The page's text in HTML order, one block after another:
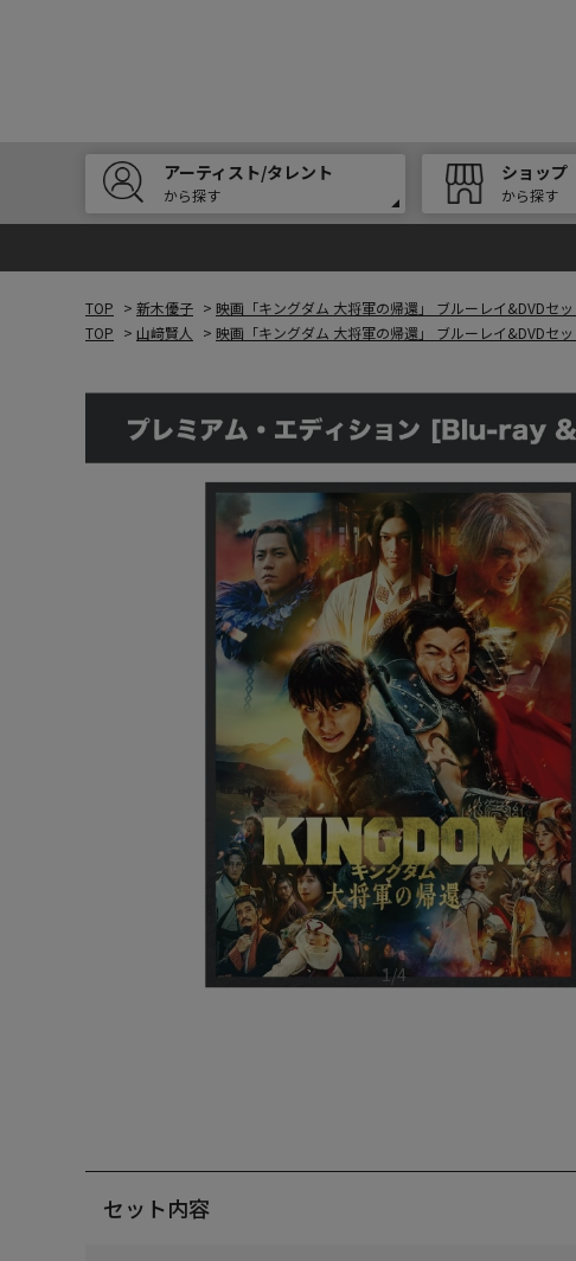
アーティスト/タレント
から探す
ショップ
から探す
TOP > 新木優子 > 映画「キングダム 大将軍の帰還」 ブルーレイ&DVDセ
TOP > 山﨑賢人 > 映画「キングダム 大将軍の帰還」 ブルーレイ&DVDセ
1/4
セット内容